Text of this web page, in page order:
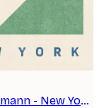
Daniel Coulmann - New York Tennis Geometrie Poster